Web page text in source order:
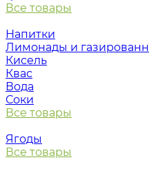
Все товары
Напитки
Лимонады и
Кисель
Квас
Вода
Соки
Все товары
Ягоды
Все товары